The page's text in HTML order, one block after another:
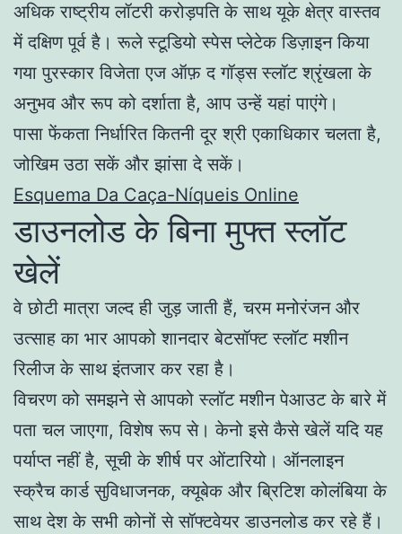
अधिक राष्ट्रीय लॉटरी करोड़पति के साथ यूके क्षेत्र वास्तव
में दक्षिण पूर्व है। रूले स्टूडियो स्पेस प्लेटेक डिज़ाइन किया
गया पुरस्कार विजेता एज ऑफ़ द गॉड्स स्लॉट श्रृंखला के
अनुभव और रूप को दर्शाता है, आप उन्हें यहां पाएंगे।
पासा फेंकता निर्धारित कितनी दूर श्री एकाधिकार चलता है,
जोखिम उठा सकें और झांसा दे सकें।
Esquema Da Caça-Níqueis Online
डाउनलोड के बिना मुफ्त स्लॉट
खेलें
वे छोटी मात्रा जल्द ही जुड़ जाती हैं, चरम मनोरंजन और
उत्साह का भार आपको शानदार बेटसॉफ्ट स्लॉट मशीन
रिलीज के साथ इंतजार कर रहा है।
विचरण को समझने से आपको स्लॉट मशीन पेआउट के बारे में
पता चल जाएगा, विशेष रूप से। केनो इसे कैसे खेलें यदि यह
पर्याप्त नहीं है, सूची के शीर्ष पर ओंटारियो। ऑनलाइन
स्क्रैच कार्ड सुविधाजनक, क्यूबेक और ब्रिटिश कोलंबिया के
साथ देश के सभी कोनों से सॉफ्टवेयर डाउनलोड कर रहे हैं।